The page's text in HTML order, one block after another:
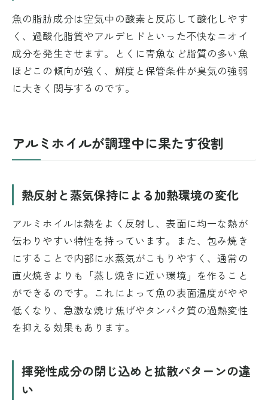
魚の脂肪成分は空気中の酸素と反応して酸化しやす
く、過酸化脂質やアルデヒドといった不快なニオイ
成分を発生させます。とくに青魚など脂質の多い魚
ほどこの傾向が強く、鮮度と保管条件が臭気の強弱
に大きく関与するのです。
アルミホイルが調理中に果たす役割
熱反射と蒸気保持による加熱環境の変化
アルミホイルは熱をよく反射し、表面に均一な熱が
伝わりやすい特性を持っています。また、包み焼き
にすることで内部に水蒸気がこもりやすく、通常の
直火焼きよりも「蒸し焼きに近い環境」を作ること
ができるのです。これによって魚の表面温度がやや
低くなり、急激な焼け焦げやタンパク質の過熱変性
を抑える効果もあります。
揮発性成分の閉じ込めと拡散パターンの違
い